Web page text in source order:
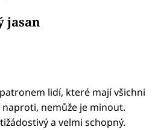
jasan
lidí, které mají všichni
nemůže je minout.
a velmi schopný.